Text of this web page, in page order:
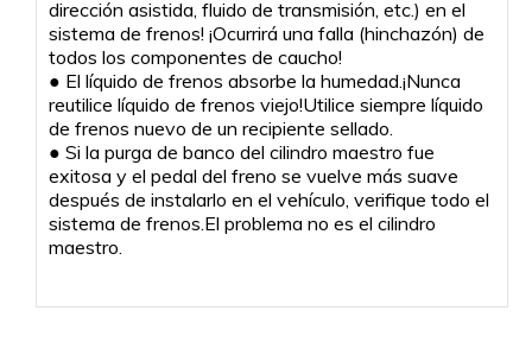
dirección asistida, fluido de transmisión, etc.) en el
sistema de frenos! ¡Ocurrirá una falla (hinchazón) de
todos los componentes de caucho!
● El líquido de frenos absorbe la humedad.¡Nunca
reutilice líquido de frenos viejo!Utilice siempre líquido
de frenos nuevo de un recipiente sellado.
● Si la purga de banco del cilindro maestro fue
exitosa y el pedal del freno se vuelve más suave
después de instalarlo en el vehículo, verifique todo el
sistema de frenos.El problema no es el cilindro
maestro.